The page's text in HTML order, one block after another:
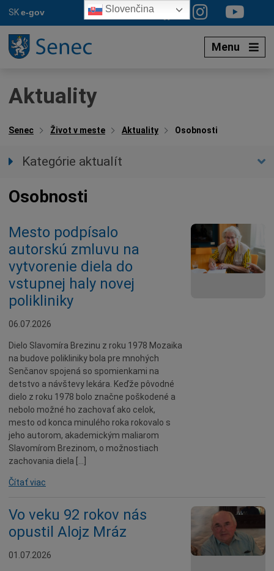
SKe-gov
Menu
Aktuality
Senec Život v meste Aktuality Osobnosti
Kategórie aktualít
Spravodajstvo
Kultúra
Ocenenia
Dotácie
Údržba
Oznamy
Mestský úrad
Projekty
Primátor
Otázky a odpovede
Napísali o nás
Osobnosti
História
Ocenenia
Šport
Seniori
Osobnosti
Mesto podpísalo
autorskú zmluvu na
vytvorenie diela do
vstupnej haly novej
polikliniky
06.07.2026
Dielo Slavomíra Brezinu z roku 1978 Mozaika
na budove polikliniky bola pre mnohých
Senčanov spojená so spomienkami na
detstvo a návštevy lekára. Keďže pôvodné
dielo z roku 1978 bolo značne poškodené a
nebolo možné ho zachovať ako celok,
mesto od konca minulého roka rokovalo s
jeho autorom, akademickým maliarom
Slavomírom Brezinom, o možnostiach
zachovania diela […]
Čítať viac
Vo veku 92 rokov nás
opustil Alojz Mráz
01.07.2026
Slovenčina